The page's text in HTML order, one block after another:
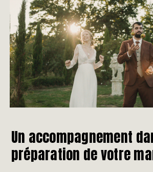
Un accompagnement
préparation de votre